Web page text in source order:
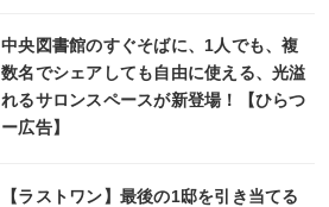
中央図書館のすぐそばに、1人でも、複
数名でシェアしても自由に使える、光溢
れるサロンスペースが新登場！【ひらつ
ー広告】
【ラストワン】最後の1邸を引き当てる